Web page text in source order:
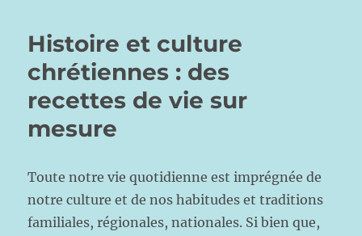
Histoire et culture
chrétiennes : des
recettes de vie sur
mesure
Toute notre vie quotidienne est imprégnée de
notre culture et de nos habitudes et traditions
familiales, régionales, nationales. Si bien que,